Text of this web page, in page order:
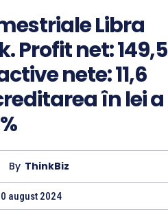
Libra
Profit net: 149,5
nete: 11,6
în lei a
By ThinkBiz
august 2024